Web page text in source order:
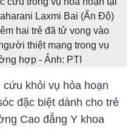
Laxmi Bai (Ấn Độ)
hai trẻ đã tử vong vào
thiệt mạng trong vụ
hợp - Ảnh: PTI
khỏi vụ hỏa hoạn
đặc biệt dành cho trẻ
Cao đẳng Y khoa